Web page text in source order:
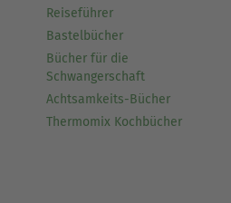
Reiseführer
Bastelbücher
Bücher für die
Schwangerschaft
Achtsamkeits-Bücher
Thermomix Kochbücher